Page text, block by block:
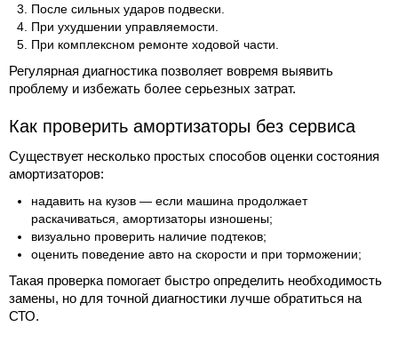
После сильных ударов подвески.
При ухудшении управляемости.
При комплексном ремонте ходовой части.
Регулярная диагностика позволяет вовремя выявить
проблему и избежать более серьезных затрат.
Как проверить амортизаторы без сервиса
Существует несколько простых способов оценки состояния
амортизаторов:
надавить на кузов — если машина продолжает
раскачиваться, амортизаторы изношены;
визуально проверить наличие подтеков;
оценить поведение авто на скорости и при торможении;
Такая проверка помогает быстро определить необходимость
замены, но для точной диагностики лучше обратиться на
СТО.